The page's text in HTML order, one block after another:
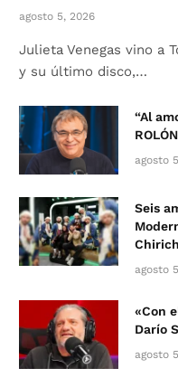
agosto 5, 2026
Julieta Venegas vino a
y su último disco,…
“Al
ROLÓN
agosto
Seis
agosto
«Con
Darío
agosto